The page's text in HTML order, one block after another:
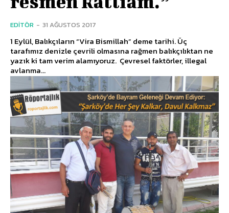
EDITÖR - 31 AĞUSTOS 2017
1 Eylül, Balıkçıların “Vira Bismillah” deme tarihi. Üç
tarafımız denizle çevrili olmasına rağmen balıkçılıktan ne
yazık ki tam verim alamıyoruz. Çevresel faktörler, illegal
avlanma...